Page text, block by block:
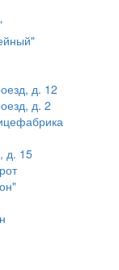
д. 12
д. 2
д. 15